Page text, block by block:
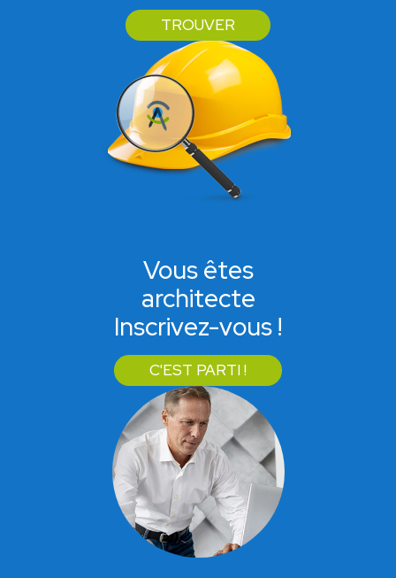
TROUVER
Vous êtes
architecte
Inscrivez-vous !
C'EST PARTI !